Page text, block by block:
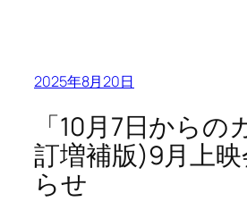
2025年8月20日
「10月7日からの
訂増補版)9月上
らせ